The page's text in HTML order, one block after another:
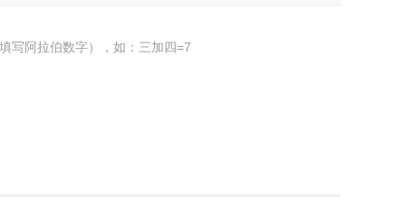
写阿拉伯数字），如：三加四=7